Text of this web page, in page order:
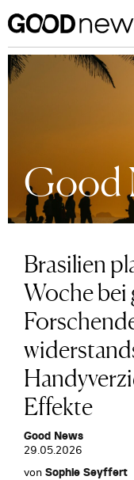
Good
Brasilien
Woche
Effekte
Good News
29.05.2026
von Sophie Seyffert